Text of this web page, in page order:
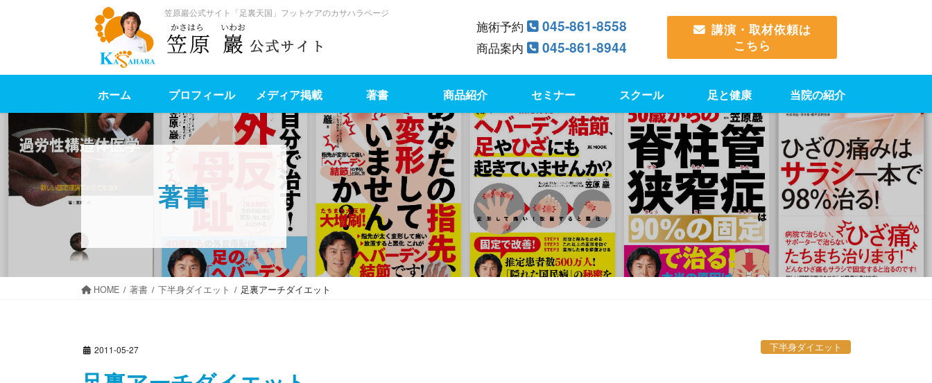
笠原巖公式サイト「足裏天国」フットケアのカサハラページ
施術予約 045-861-8558
商品案内 045-861-8944
講演・取材依頼は
こちら
ホーム プロフィール メディア掲載 著書 商品紹介 セミナー スクール 足と健康 当院の紹介
著書
HOME 著書 下半身ダイエット 足裏アーチダイエット
2011-05-27 下半身ダイエット